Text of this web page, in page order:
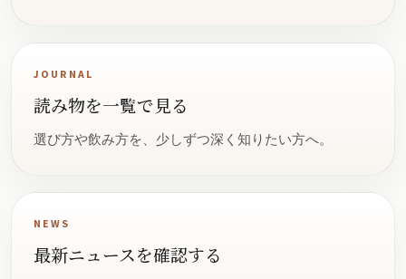
JOURNAL
読み物を一覧で見る
選び方や飲み方を、少しずつ深く知りたい方へ。
NEWS
最新ニュースを確認する